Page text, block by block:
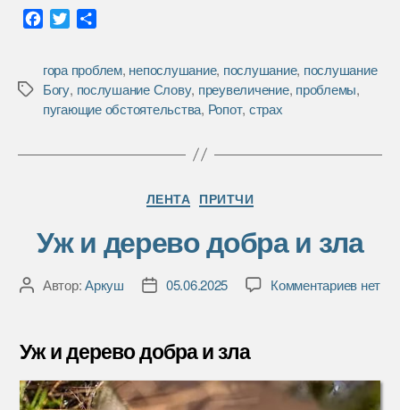
e
b
o
k
t
t
e
р
а
в
т
Метки
гора проблем, непослушание, послушание, послушание
Богу, послушание Слову, преувеличение, проблемы,
пугающие обстоятельства, Ропот, страх
Рубрики
ЛЕНТА ПРИТЧИ
Уж и дерево добра и зла
АвторАвтор:Аркуш
Дата05.06.2025 Комментариевк
добра
и
нет
Уж и дерево добра и зла